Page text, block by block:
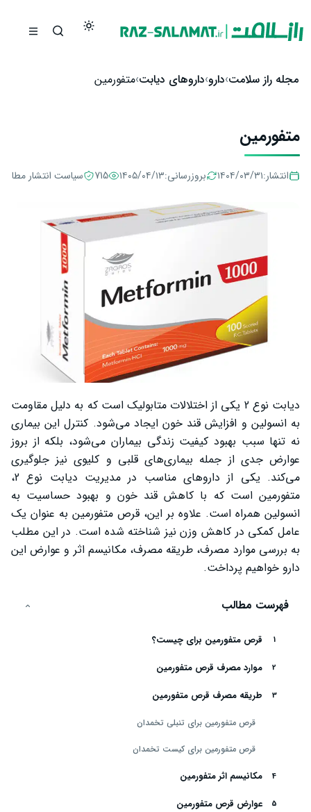
مجله راز سلامت دارو داروهای دیابت متفورمین
متفورمین
انتشار:۱۴۰۴/۰۳/۳۱ بروزرسانی:۱۴۰۵/۰۴/۱۳ 715 سیاست انتشار مطالب
دیابت نوع 2 یکی از اختلالات متابولیک است که به دلیل مقاومت
به انسولین و افزایش قند خون ایجاد می‌شود. کنترل این بیماری
نه تنها سبب بهبود کیفیت زندگی بیماران می‌شود، بلکه از بروز
عوارض جدی از جمله بیماری‌های قلبی و کلیوی نیز جلوگیری
می‌کند. یکی از داروهای مناسب در مدیریت دیابت نوع 2،
متفورمین است که با کاهش قند خون و بهبود حساسیت به
انسولین همراه است. علاوه بر این، قرص متفورمین به عنوان یک
عامل کمکی در کاهش وزن نیز شناخته شده است. در این مطلب
به بررسی موارد مصرف، طریقه مصرف، مکانیسم اثر و عوارض این
دارو خواهیم پرداخت.
فهرست مطالب
قرص متفورمین برای چیست؟
موارد مصرف قرص متفورمین
طریقه مصرف قرص متفورمین
قرص متفورمین برای تنبلی تخمدان
قرص متفورمین برای کیست تخمدان
مکانیسم اثر متفورمین
عوارض قرص متفورمین